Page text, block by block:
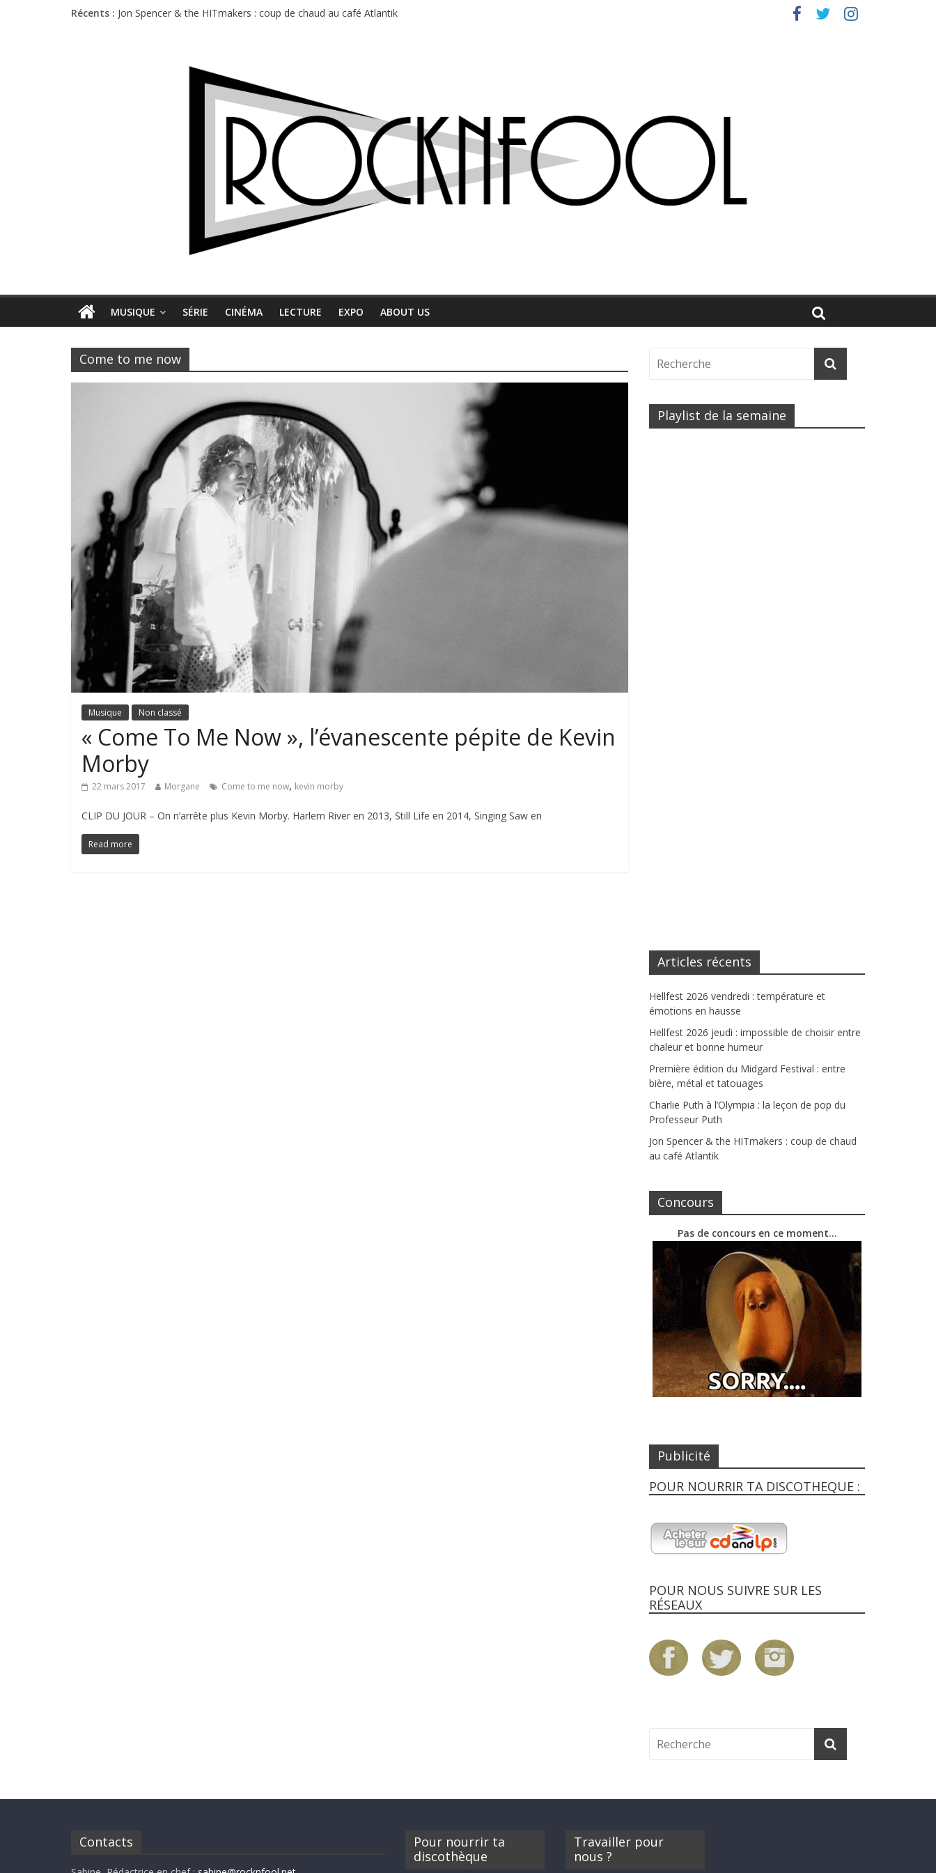
Récents : Jon Spencer & the HITmakers : coup de chaud au café Atlantik
Charlie Puth à l’Olympia : la leçon de pop du Professeur Puth
MUSIQUE SÉRIE CINÉMA LECTURE EXPO ABOUT US
Come to me now
Musique Non classé
« Come To Me Now », l’évanescente pépite de Kevin
Morby
22 mars 2017 Morgane Come to me now, kevin morby
CLIP DU JOUR – On n’arrête plus Kevin Morby. Harlem River en 2013, Still Life en 2014, Singing Saw en
Read more
Playlist de la semaine
Articles récents
Hellfest 2026 vendredi : température et
émotions en hausse
Hellfest 2026 jeudi : impossible de choisir entre
chaleur et bonne humeur
Première édition du Midgard Festival : entre
bière, métal et tatouages
Charlie Puth à l’Olympia : la leçon de pop du
Professeur Puth
Jon Spencer & the HITmakers : coup de chaud
au café Atlantik
Concours
Pas de concours en ce moment…
Publicité
POUR NOURRIR TA DISCOTHEQUE :
POUR NOUS SUIVRE SUR LES
RÉSEAUX
Contacts
Pour nourrir ta
discothèque
Travailler pour
nous ?